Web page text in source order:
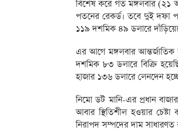
বিশেষ করে গত মঙ্গলবার (২১
পতনের রেকর্ড। তবে দুই দফা
১১৯ দশমিক ৪৯ ডলারে
এর আগে মঙ্গলবার
দশমিক ৮৩ ডলারে বিক্রি
হাজার ১৩৬ ডলারে লেনদেন
নিমো ডট মানি-এর প্রধান
আবার স্থিতিশীল হওয়ার
নিরাপদ সম্পদের দাম